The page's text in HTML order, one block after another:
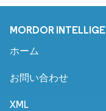
MORDOR
ホーム
お問い合わせ
XML